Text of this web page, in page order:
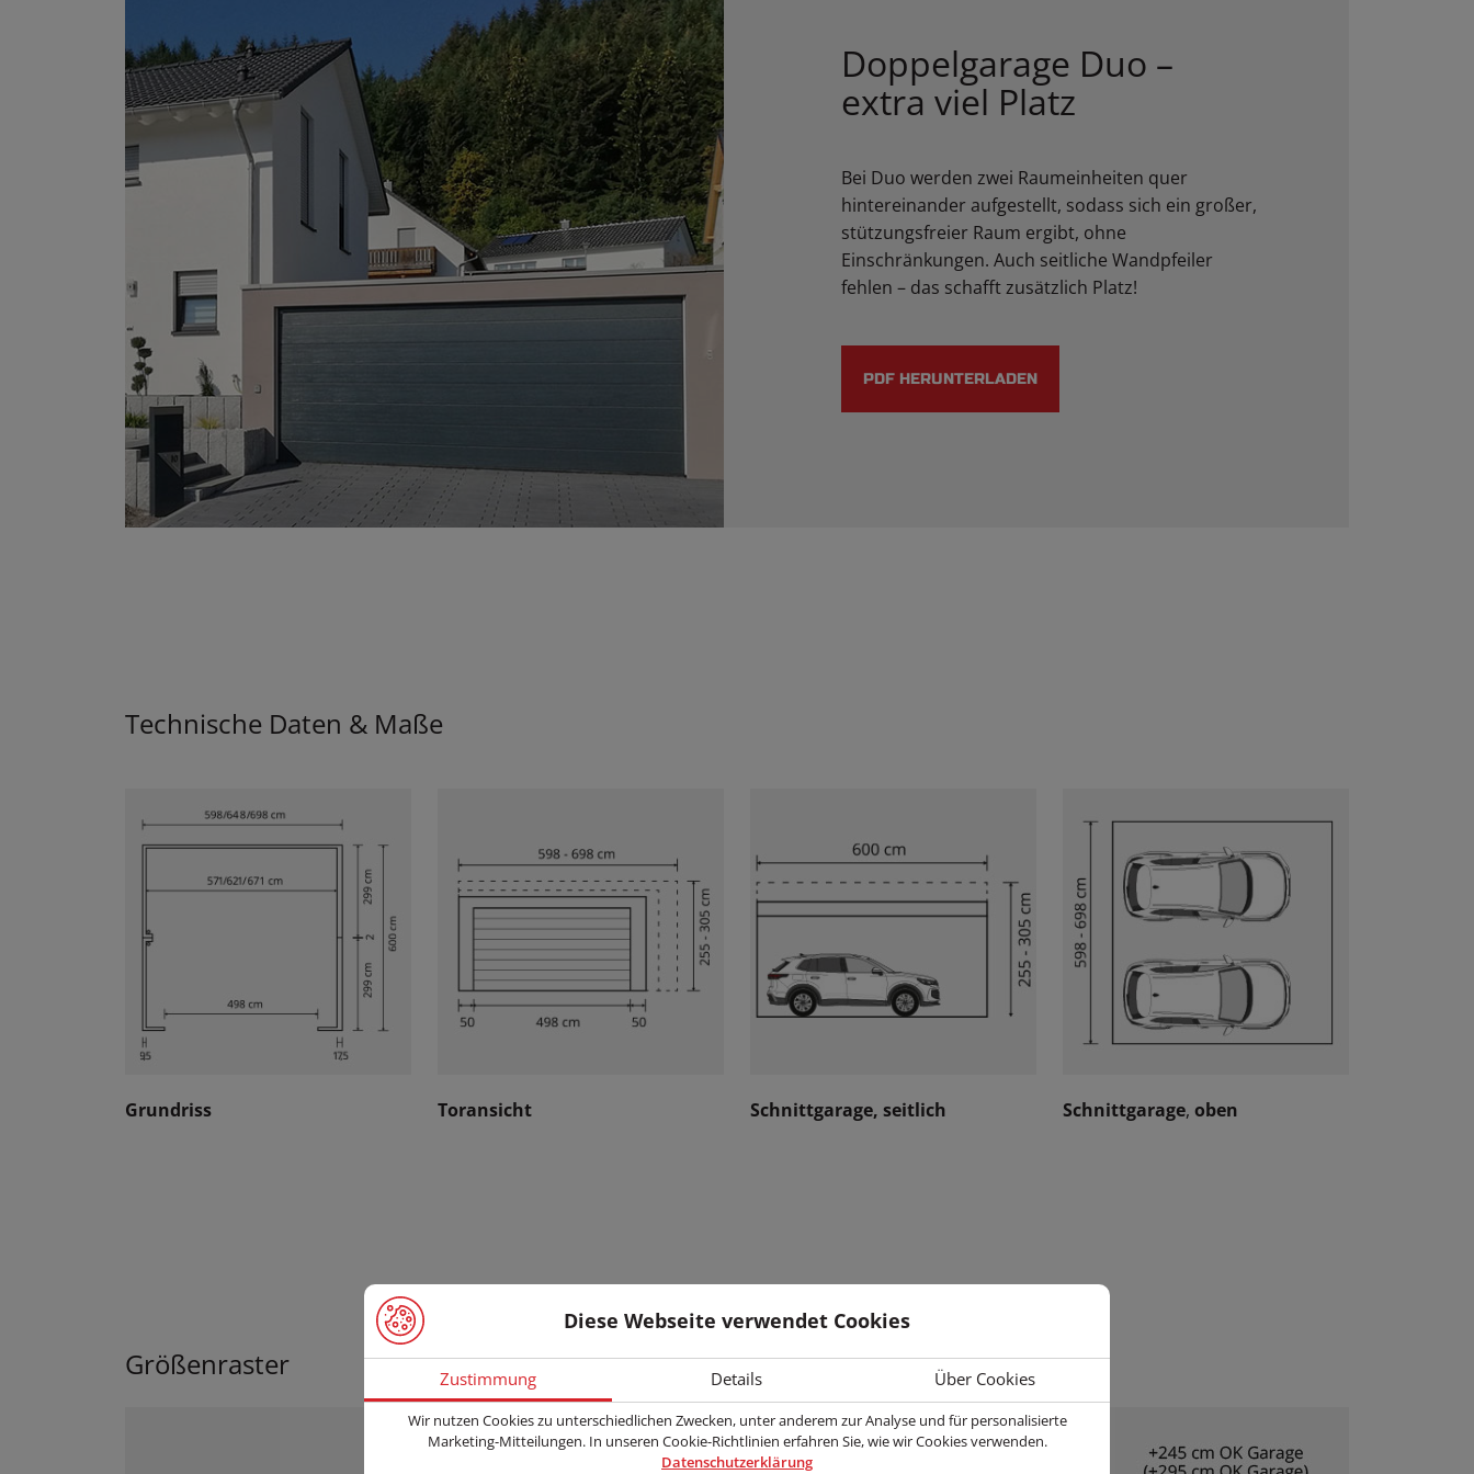
Doppelgarage Duo –
extra viel Platz
Bei Duo werden zwei Raumeinheiten quer
hintereinander aufgestellt, sodass sich ein großer,
stützungsfreier Raum ergibt, ohne
Einschränkungen. Auch seitliche Wandpfeiler
fehlen – das schafft zusätzlich Platz!
PDF HERUNTERLADEN
Technische Daten & Maße
Grundriss Toransicht Schnittgarage, seitlich Schnittgarage, oben
Größenraster Schnitt Garagentor
Diese Webseite verwendet Cookies
Zustimmung Details Über Cookies
Wir nutzen Cookies zu unterschiedlichen Zwecken, unter anderem zur Analyse und für personalisierte
Marketing-Mitteilungen. In unseren Cookie-Richtlinien erfahren Sie, wie wir Cookies verwenden.
Datenschutzerklärung